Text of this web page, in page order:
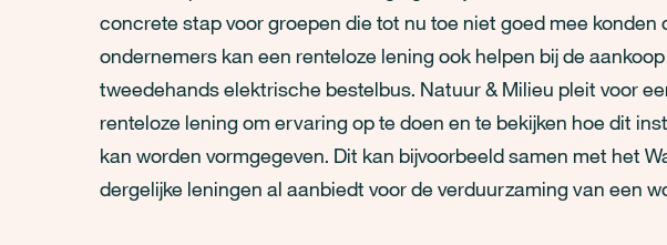
concrete stap voor groepen die tot nu toe niet goed mee konden
ondernemers kan een renteloze lening ook helpen bij de
tweedehands elektrische bestelbus. Natuur & Milieu pleit voor
renteloze lening om ervaring op te doen en te bekijken hoe dit
kan worden vormgegeven. Dit kan bijvoorbeeld samen met het
dergelijke leningen al aanbiedt voor de verduurzaming van een